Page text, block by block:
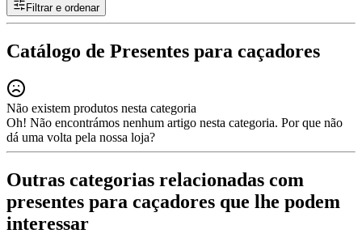
Filtrar e ordenar
Catálogo de Presentes para caçadores
Não existem produtos nesta categoria
Oh! Não encontrámos nenhum artigo nesta categoria. Por que não
dá uma volta pela nossa loja?
Outras categorias relacionadas com
presentes para caçadores que lhe podem
interessar